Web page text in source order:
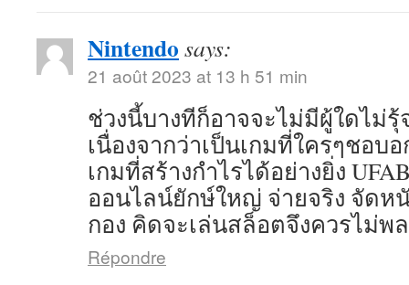
Nintendo says:
21 août 2023 at 13 h 51 min
ช่วงนี้บางทีก็อาจจะไม่มีผู้ใดไม่
เนื่องจากว่าเป็นเกมที่ใครๆชอบ
เกมที่สร้างกำไรได้อย่างยิ่ง
ออนไลน์ยักษ์ใหญ่ จ่ายจริง จัดห
กอง คิดจะเล่นสล็อตจึงควรไม่พ
Répondre